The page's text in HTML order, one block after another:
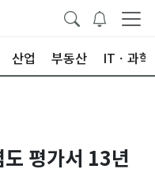
산업 부동산 ITㆍ과학
평가서 13년